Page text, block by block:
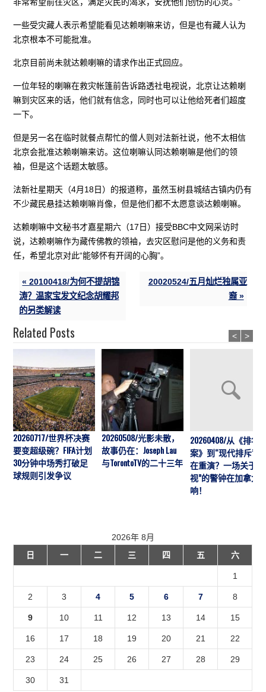
一些受灾藏人表示希望能看见达赖喇嘛来访，但是也有藏人认为
北京根本不可能批准。
北京目前尚未就达赖喇嘛的请求作出正式回应。
一位年轻的喇嘛在救灾帐篷前告诉路透社电视说，北京让达赖喇
嘛到灾区来的话，他们就有信念，同时也可以让他给死者们超度
一下。
但是另一名在临时就餐点帮忙的僧人则对法新社说，他不太相信
北京会批准达赖喇嘛来访。这位喇嘛认同达赖喇嘛是他们的领
袖，但是这个话题太敏感。
法新社星期天（4月18日）的报道称，虽然玉树县城结古镇内仍有
不少藏民悬挂达赖喇嘛肖像，但是他们都不太愿意谈达赖喇嘛。
达赖喇嘛中文秘书才嘉星期六（17日）接受BBC中文网采访时
说，达赖喇嘛作为藏传佛教的领袖，去灾区慰问是他的义务和责
任，希望北京对此“能够怀有开阔的心胸”。
« 20100418/为何不提胡锦
涛？温家宝发文纪念胡耀邦
的另类解读
20020524/五月灿烂独属亚
裔 »
Related Posts
20260717/世界杯决赛
要变超级碗？FIFA计划
30分钟中场秀打破足
球规则引发争议
20260508/光影未散，
故事仍在：Joseph Lau
与TorontoTV的二十三年
20260408/从《排华
案》到“现代排斥”历
在重演？一场关于“
视”的警钟在加拿大
响！
< >
2026年 8月
日
一 二 三 四 五 六
1
2 3 4 5 6 7 8
9 10 11 12 13 14 15
16 17 18 19 20 21 22
23 24 25 26 27 28 29
30
31